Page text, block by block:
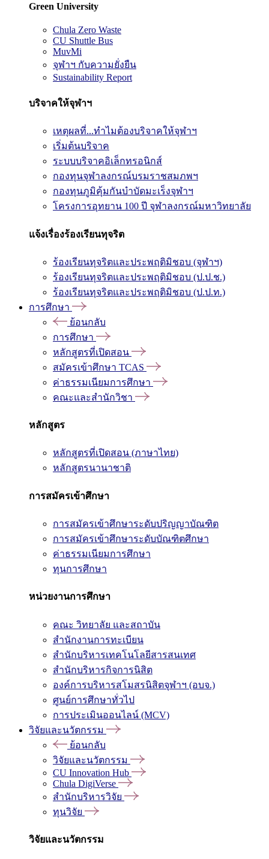
Green University
Chula Zero Waste
CU Shuttle Bus
MuvMi
จุฬาฯ กับความยั่งยืน
Sustainability Report
บริจาคให้จุฬาฯ
เหตุผลที่...ทำไมต้องบริจาคให้จุฬาฯ
เริ่มต้นบริจาค
ระบบบริจาคอิเล็กทรอนิกส์
กองทุนจุฬาลงกรณ์บรมราชสมภพฯ
กองทุนภูมิคุ้มกันบำบัดมะเร็งจุฬาฯ
โครงการอุทยาน 100 ปี จุฬาลงกรณ์มหาวิทยาลัย
แจ้งเรื่องร้องเรียนทุจริต
ร้องเรียนทุจริตและประพฤติมิชอบ (จุฬาฯ)
ร้องเรียนทุจริตและประพฤติมิชอบ (ป.ป.ช.)
ร้องเรียนทุจริตและประพฤติมิชอบ (ป.ป.ท.)
การศึกษา
ย้อนกลับ
การศึกษา
หลักสูตรที่เปิดสอน
สมัครเข้าศึกษา TCAS
ค่าธรรมเนียมการศึกษา
คณะและสำนักวิชา
หลักสูตร
หลักสูตรที่เปิดสอน (ภาษาไทย)
หลักสูตรนานาชาติ
การสมัครเข้าศึกษา
การสมัครเข้าศึกษาระดับปริญญาบัณฑิต
การสมัครเข้าศึกษาระดับบัณฑิตศึกษา
ค่าธรรมเนียมการศึกษา
ทุนการศึกษา
หน่วยงานการศึกษา
คณะ วิทยาลัย และสถาบัน
สำนักงานการทะเบียน
สำนักบริหารเทคโนโลยีสารสนเทศ
สำนักบริหารกิจการนิสิต
องค์การบริหารสโมสรนิสิตจุฬาฯ (อบจ.)
ศูนย์การศึกษาทั่วไป
การประเมินออนไลน์ (MCV)
วิจัยและนวัตกรรม
ย้อนกลับ
วิจัยและนวัตกรรม
CU Innovation Hub
Chula DigiVerse
สำนักบริหารวิจัย
ทุนวิจัย
วิจัยและนวัตกรรม